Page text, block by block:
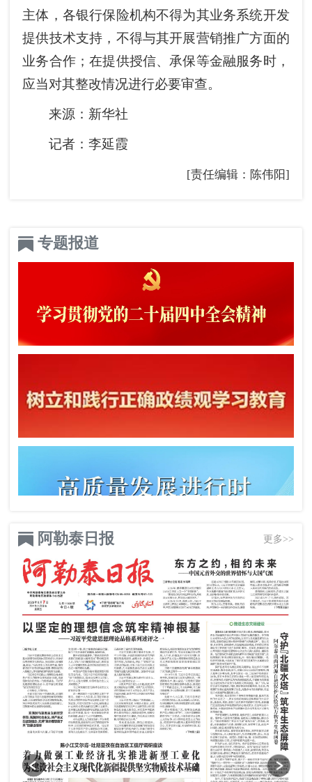
主体，各银行保险机构不得为其业务系统开发
提供技术支持，不得与其开展营销推广方面的
业务合作；在提供授信、承保等金融服务时，
应当对其整改情况进行必要审查。
来源：新华社
记者：李延霞
[责任编辑：陈伟阳]
专题报道
阿勒泰日报 更多>>